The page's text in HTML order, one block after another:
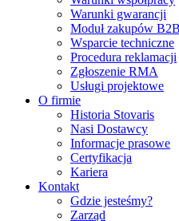
Warunki gwarancji
Moduł zakupów B2B
Wsparcie techniczne
Procedura reklamacji
Zgłoszenie RMA
Usługi projektowe
O firmie
Historia Stovaris
Nasi Dostawcy
Informacje prasowe
Certyfikacja
Kariera
Kontakt
Gdzie jesteśmy?
Zarząd